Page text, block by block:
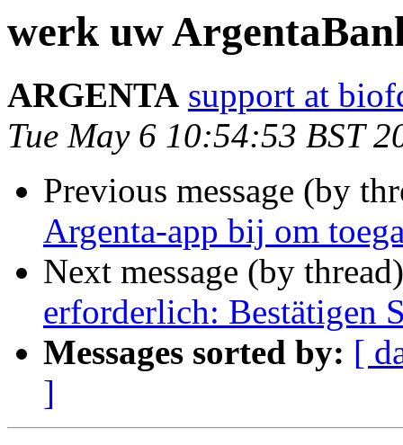
werk uw
ARGENTA support at
Tue May 6 10:54:53 BST
Previous message (by
Argenta-app bij om
Next message (by
erforderlich: Bestätigen
Messages sorted by: [
]